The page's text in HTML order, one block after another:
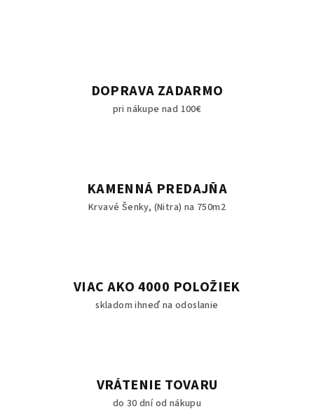
DOPRAVA ZADARMO
pri nákupe nad 100€
KAMENNÁ PREDAJŇA
Krvavé Šenky, (Nitra) na 750m2
VIAC AKO 4000 POLOŽIEK
skladom ihneď na odoslanie
VRÁTENIE TOVARU
do 30 dní od nákupu